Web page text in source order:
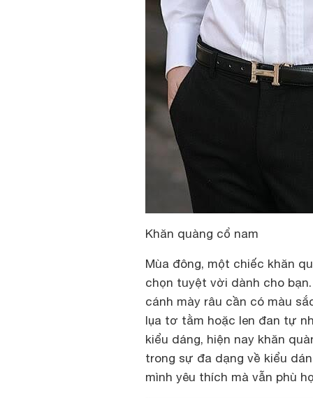
Khăn quàng cổ nam
Mùa đông, một chiếc khăn
chọn tuyệt vời dành cho
cánh mày râu cần có màu
lụa tơ tằm hoặc len đan tự
kiểu dáng, hiện nay khăn
trong sự đa dạng về kiểu
mình yêu thích mà vẫn phù